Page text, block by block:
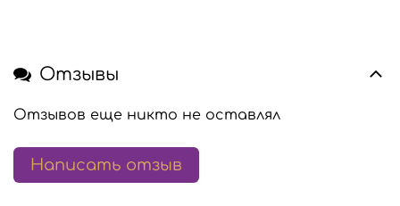
Отзывы
Отзывов еще никто не оставлял
Написать отзыв